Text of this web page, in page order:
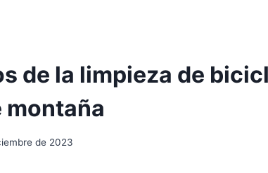
de la limpieza de
montaña
de 2023